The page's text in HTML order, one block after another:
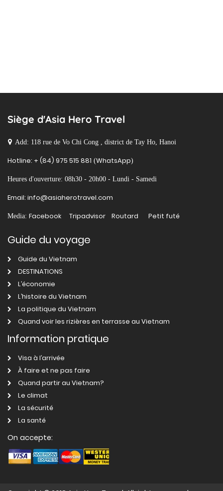
Siège d'Asia Hero Travel
Add: 118 rue de Vo Chi Cong , district de Tay Ho, Hanoi
Hotline: + (84) 975 515 881 (WhatsApp)
Heures d'ouverture: 08h30 - 20h00 - Lundi - Samedi
Email: info@asiaherotravel.com
Media: Facebook Tripadvisor Routard Petit futé
Guide du voyage
Guide du Vietnam
DESTINATIONS
L’économie
L’histoire du Vietnam
La politique du Vietnam
Quand voir les rizières en terrasse au Vietnam
Information pratique
Visa à l’arrivée
À faire et ne pas faire
Quand partir au Vietnam?
Le climat
La sécurité
La santé
On accepte: